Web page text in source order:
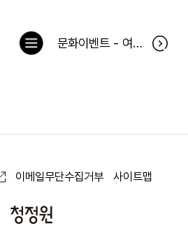
문화이벤트 - 여보 나도 할말있어 당첨자
목
록
이메일무단수집거부 사이트맵
청